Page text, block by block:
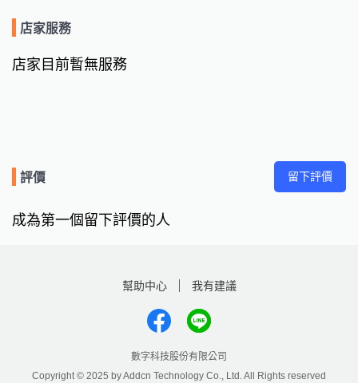
店家服務
店家目前暫無服務
評價 留下評價
成為第一個留下評價的人
幫助中心 我有建議
數字科技股份有限公司
Copyright © 2025 by Addcn Technology Co., Ltd. All Rights reserved